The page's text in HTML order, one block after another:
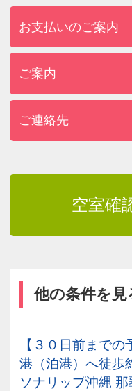
お支払いのご案内
ご案内
ご連絡先
空室確
他の条件を見
【３０日前まで
港（泊港）へ徒歩
ソナリップ沖縄